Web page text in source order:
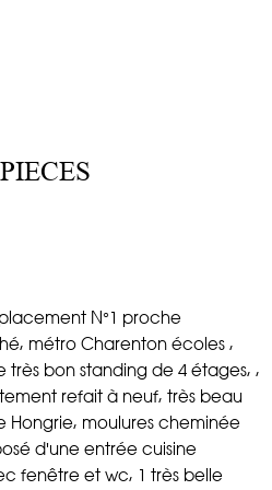
N°1 proche
métro Charenton écoles ,
bon standing de 4 étages, ,
refait à neuf, très beau
Hongrie, moulures cheminée
d'une entrée cuisine
fenêtre et wc, 1 très belle